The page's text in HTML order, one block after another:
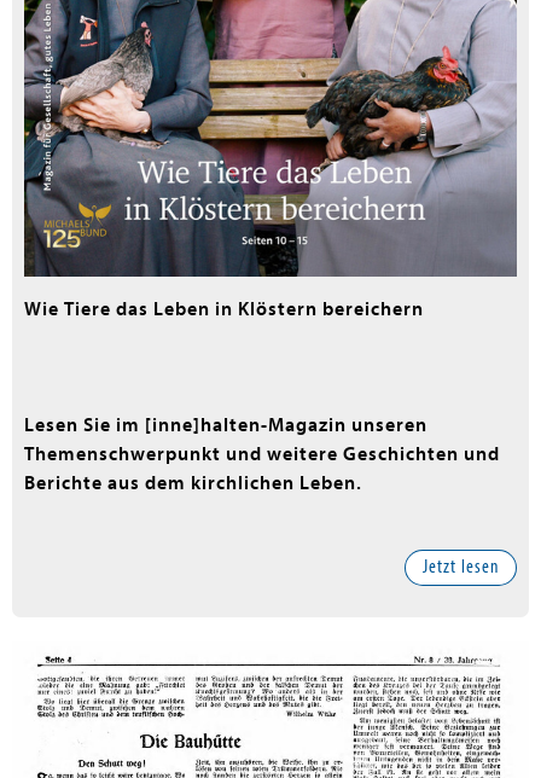
Wie Tiere das Leben in Klöstern bereichern
Lesen Sie im [inne]halten-Magazin unseren
Themenschwerpunkt und weitere Geschichten und
Berichte aus dem kirchlichen Leben.
Jetzt lesen